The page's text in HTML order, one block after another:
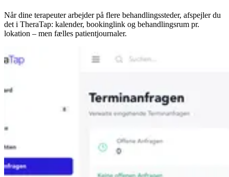
Når dine terapeuter arbejder på flere behandlingssteder, afspejler du
det i TheraTap: kalender, bookinglink og behandlingsrum pr.
lokation – men fælles patientjournaler.